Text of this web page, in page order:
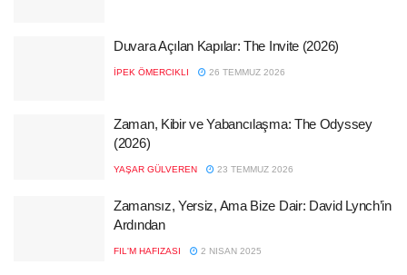
Duvara Açılan Kapılar: The Invite (2026)
İPEK ÖMERCIKLI 26 TEMMUZ 2026
Zaman, Kibir ve Yabancılaşma: The Odyssey
(2026)
YAŞAR GÜLVEREN 23 TEMMUZ 2026
Zamansız, Yersiz, Ama Bize Dair: David Lynch’in
Ardından
FIL'M HAFIZASI 2 NISAN 2025